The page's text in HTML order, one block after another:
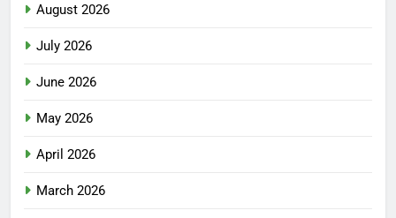
August 2026
July 2026
June 2026
May 2026
April 2026
March 2026